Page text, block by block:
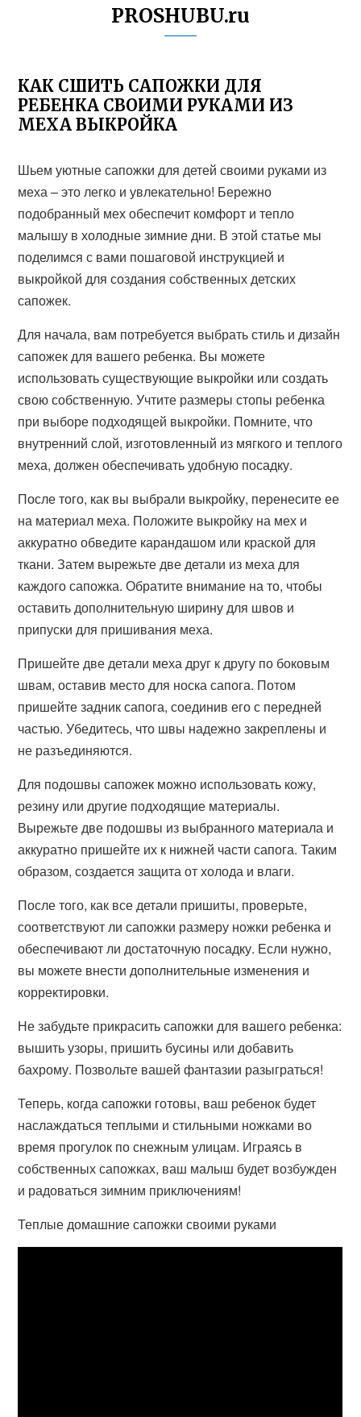
PROSHUBU.ru
КАК СШИТЬ САПОЖКИ ДЛЯ
РЕБЕНКА СВОИМИ РУКАМИ ИЗ
МЕХА ВЫКРОЙКА
Шьем уютные сапожки для детей своими руками из
меха – это легко и увлекательно! Бережно
подобранный мех обеспечит комфорт и тепло
малышу в холодные зимние дни. В этой статье мы
поделимся с вами пошаговой инструкцией и
выкройкой для создания собственных детских
сапожек.
Для начала, вам потребуется выбрать стиль и дизайн
сапожек для вашего ребенка. Вы можете
использовать существующие выкройки или создать
свою собственную. Учтите размеры стопы ребенка
при выборе подходящей выкройки. Помните, что
внутренний слой, изготовленный из мягкого и теплого
меха, должен обеспечивать удобную посадку.
После того, как вы выбрали выкройку, перенесите ее
на материал меха. Положите выкройку на мех и
аккуратно обведите карандашом или краской для
ткани. Затем вырежьте две детали из меха для
каждого сапожка. Обратите внимание на то, чтобы
оставить дополнительную ширину для швов и
припуски для пришивания меха.
Пришейте две детали меха друг к другу по боковым
швам, оставив место для носка сапога. Потом
пришейте задник сапога, соединив его с передней
частью. Убедитесь, что швы надежно закреплены и
не разъединяются.
Для подошвы сапожек можно использовать кожу,
резину или другие подходящие материалы.
Вырежьте две подошвы из выбранного материала и
аккуратно пришейте их к нижней части сапога. Таким
образом, создается защита от холода и влаги.
После того, как все детали пришиты, проверьте,
соответствуют ли сапожки размеру ножки ребенка и
обеспечивают ли достаточную посадку. Если нужно,
вы можете внести дополнительные изменения и
корректировки.
Не забудьте прикрасить сапожки для вашего ребенка:
вышить узоры, пришить бусины или добавить
бахрому. Позвольте вашей фантазии разыграться!
Теперь, когда сапожки готовы, ваш ребенок будет
наслаждаться теплыми и стильными ножками во
время прогулок по снежным улицам. Играясь в
собственных сапожках, ваш малыш будет возбужден
и радоваться зимним приключениям!
Теплые домашние сапожки своими руками